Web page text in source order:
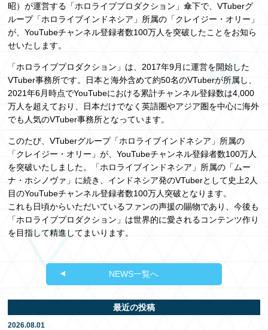
昭）が運営する「ホロライブプロダクション」傘下で、VTuberグ
ループ「ホロライブインドネシア」所属の「クレイジー・オリー」
が、YouTubeチャンネル登録者数100万人を突破したことをお知ら
せいたします。
「ホロライブプロダクション」は、2017年9月に運営を開始した
VTuber事務所です。日本と海外含めて約50名のVTuberが所属し、
2021年6月時点でYouTubeにおける累計チャンネル登録数は4,000
万人を超えており、日本だけでなく英語圏やアジア圏を中心に海外
でも人気のVTuber事務所となっています。
このたび、VTuberグループ「ホロライブインドネシア」所属の
「クレイジー・オリー」が、YouTubeチャンネル登録者数100万人
を突破いたしました。「ホロライブインドネシア」所属の「ムー
ナ・ホシノヴァ」に続き、インドネシア発のVTuberとして史上2人
目のYouTubeチャンネル登録者数100万人突破となります。
これも日頃からいただいているファンの声援の賜物であり、今後も
「ホロライブプロダクション」は世界的に愛されるコンテンツ作り
を目指して精進してまいります。
NEWS一覧へ
最近の投稿
2026.08.01